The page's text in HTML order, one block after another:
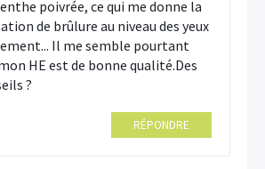
poivrée, ce qui me donne la
de brûlure au niveau des yeux
Il me semble pourtant
HE est de bonne qualité.Des
?
RÉPONDRE